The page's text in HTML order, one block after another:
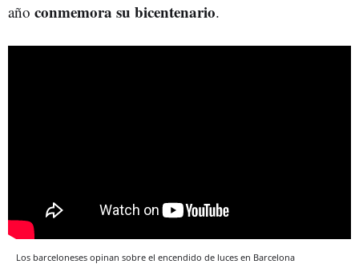
año conmemora su bicentenario.
Los barceloneses opinan sobre el encendido de luces en Barcelona